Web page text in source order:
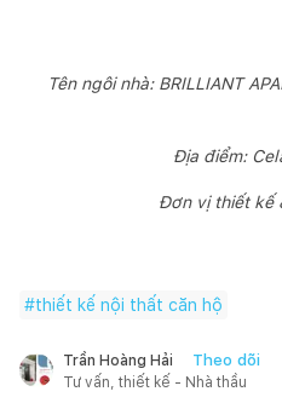
Tên ngôi nhà: BRILLIANT
Địa điểm:
Đơn vị thiết kế
#thiết kế nội thất căn hộ
Trần Hoàng Hải Theo dõi
Tư vấn, thiết kế - Nhà thầu